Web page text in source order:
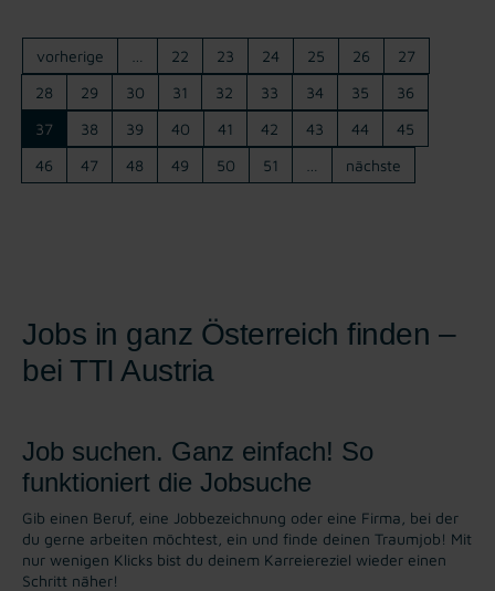
vorherige 22 23 24 25 26
27
28
29 30 31 32 33 34 35
36
37
38 39 40 41 42 43 44
45
46
47 48 49 50 51 nächste
Jobs in ganz Österreich finden –
bei TTI Austria
Job suchen. Ganz einfach! So
funktioniert die Jobsuche
Gib einen Beruf, eine Jobbezeichnung oder eine Firma, bei der
du gerne arbeiten möchtest, ein und finde deinen Traumjob! Mit
nur wenigen Klicks bist du deinem Karreiereziel wieder einen
Schritt näher!